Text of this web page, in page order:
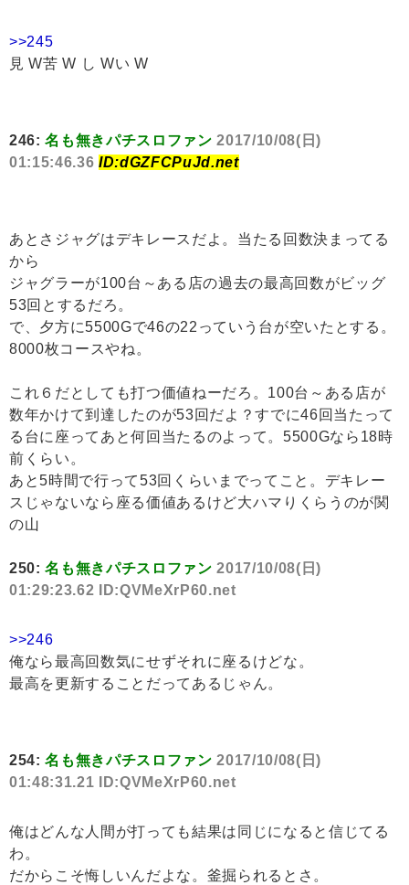
>>245
見 W苦 W し Wい W
246:名も無きパチスロファン 2017/10/08(日)
01:15:46.36 ID:dGZFCPuJd.net
あとさジャグはデキレースだよ。当たる回数決まってる
から
ジャグラーが100台～ある店の過去の最高回数がビッグ
53回とするだろ。
で、夕方に5500Gで46の22っていう台が空いたとする。
8000枚コースやね。
これ６だとしても打つ価値ねーだろ。100台～ある店が
数年かけて到達したのが53回だよ？すでに46回当たって
る台に座ってあと何回当たるのよって。5500Gなら18時
前くらい。
あと5時間で行って53回くらいまでってこと。デキレー
スじゃないなら座る価値あるけど大ハマりくらうのが関
の山
250:名も無きパチスロファン 2017/10/08(日)
01:29:23.62 ID:QVMeXrP60.net
>>246
俺なら最高回数気にせずそれに座るけどな。
最高を更新することだってあるじゃん。
254:名も無きパチスロファン 2017/10/08(日)
01:48:31.21 ID:QVMeXrP60.net
俺はどんな人間が打っても結果は同じになると信じてる
わ。
だからこそ悔しいんだよな。釜掘られるとさ。